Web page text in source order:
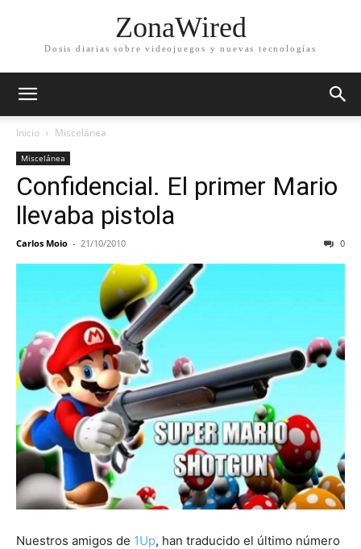
ZonaWired
Dosis diarias sobre videojuegos y nuevas tecnologías
Inicio Miscelánea
Miscelánea
Confidencial. El primer Mario
llevaba pistola
Carlos Moio - 21/10/2010 0
Nuestros amigos de 1Up, han traducido el último número